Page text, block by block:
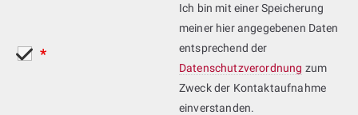
*
Ich bin mit einer Speicherung
meiner hier angegebenen Daten
entsprechend der
Datenschutzverordnung zum
Zweck der Kontaktaufnahme
einverstanden.